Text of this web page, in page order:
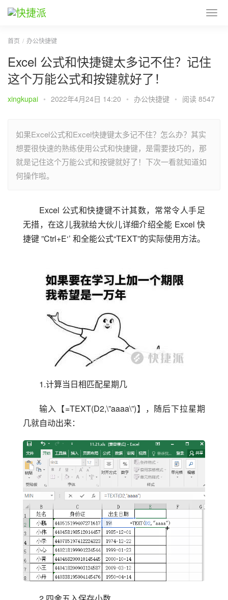
首页 办公快捷键
Excel 公式和快捷键太多记不住？记住
这个万能公式和按键就好了！
xingkupai • 2022年4月24日 14:20 • 办公快捷键 • 阅读 8547
如果Excel公式和Excel快捷键太多记不住？怎么办？其实
想要很快速的熟练使用公式和快捷键，是需要技巧的，那
就是记住这个万能公式和按键就好了！下次一看就知道如
何操作啦。
Excel 公式和快捷键不计其数，常常令人手足
无措，在这儿我就给大伙儿详细介绍全能 Excel 快
捷键 ”Ctrl+E‘’ 和全能公式“TEXT”的实际使用方法。
1.计算当日相匹配星期几
输入【=TEXT(D2,\”aaaa\”)】，随后下拉星期
几就自动出来：